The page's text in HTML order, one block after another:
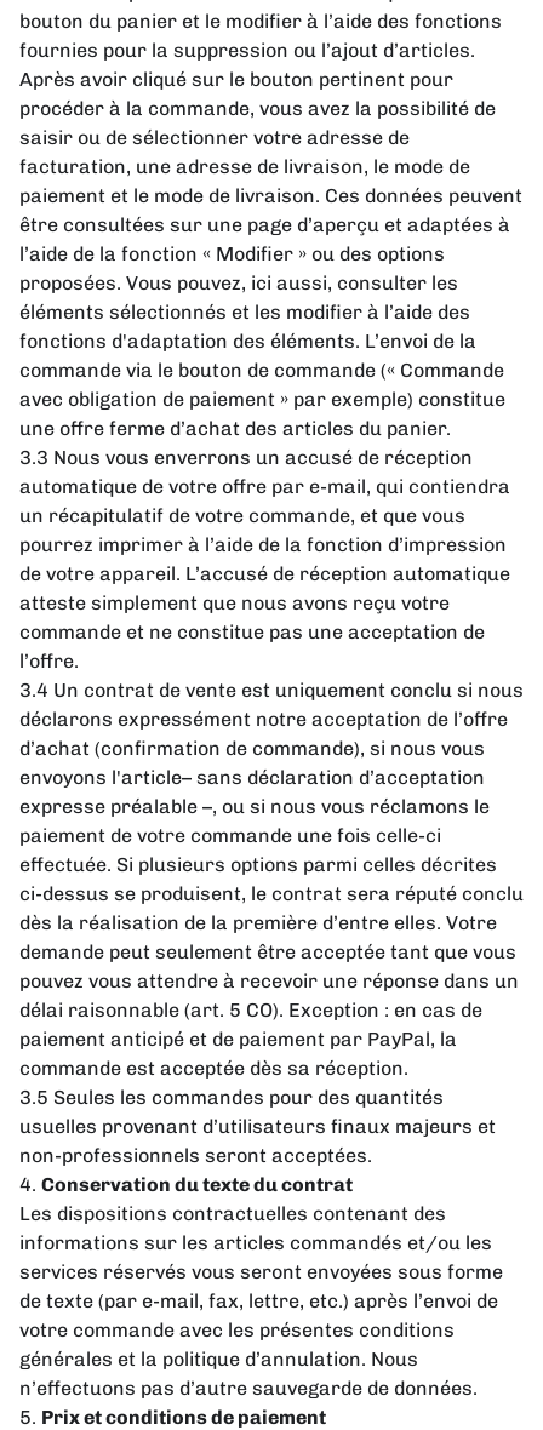
bouton du panier et le modifier à l’aide des fonctions
fournies pour la suppression ou l’ajout d’articles.
Après avoir cliqué sur le bouton pertinent pour
procéder à la commande, vous avez la possibilité de
saisir ou de sélectionner votre adresse de
facturation, une adresse de livraison, le mode de
paiement et le mode de livraison. Ces données peuvent
être consultées sur une page d’aperçu et adaptées à
l’aide de la fonction « Modifier » ou des options
proposées. Vous pouvez, ici aussi, consulter les
éléments sélectionnés et les modifier à l’aide des
fonctions d'adaptation des éléments. L’envoi de la
commande via le bouton de commande (« Commande
avec obligation de paiement » par exemple) constitue
une offre ferme d’achat des articles du panier.
3.3 Nous vous enverrons un accusé de réception
automatique de votre offre par e-mail, qui contiendra
un récapitulatif de votre commande, et que vous
pourrez imprimer à l’aide de la fonction d’impression
de votre appareil. L’accusé de réception automatique
atteste simplement que nous avons reçu votre
commande et ne constitue pas une acceptation de
l’offre.
3.4 Un contrat de vente est uniquement conclu si nous
déclarons expressément notre acceptation de l’offre
d’achat (confirmation de commande), si nous vous
envoyons l'article– sans déclaration d’acceptation
expresse préalable –, ou si nous vous réclamons le
paiement de votre commande une fois celle-ci
effectuée. Si plusieurs options parmi celles décrites
ci-dessus se produisent, le contrat sera réputé conclu
dès la réalisation de la première d’entre elles. Votre
demande peut seulement être acceptée tant que vous
pouvez vous attendre à recevoir une réponse dans un
délai raisonnable (art. 5 CO). Exception : en cas de
paiement anticipé et de paiement par PayPal, la
commande est acceptée dès sa réception.
3.5 Seules les commandes pour des quantités
usuelles provenant d’utilisateurs finaux majeurs et
non-professionnels seront acceptées.
4. Conservation du texte du contrat
Les dispositions contractuelles contenant des
informations sur les articles commandés et/ou les
services réservés vous seront envoyées sous forme
de texte (par e-mail, fax, lettre, etc.) après l’envoi de
votre commande avec les présentes conditions
générales et la politique d’annulation. Nous
n’effectuons pas d’autre sauvegarde de données.
5. Prix et conditions de paiement